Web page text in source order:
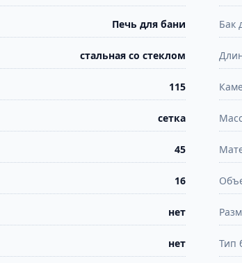
Печь для бани Бак
стальная со стеклом
115
сетка
45
16
нет
нет Тип